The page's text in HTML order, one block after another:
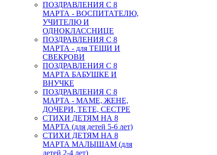
ПОЗДРАВЛЕНИЯ С 8
МАРТА - ВОСПИТАТЕЛЮ,
УЧИТЕЛЮ И
ОДНОКЛАССНИЦЕ
ПОЗДРАВЛЕНИЯ С 8
МАРТА - для ТЕЩИ И
СВЕКРОВИ
ПОЗДРАВЛЕНИЯ С 8
МАРТА БАБУШКЕ И
ВНУЧКЕ
ПОЗДРАВЛЕНИЯ С 8
МАРТА - МАМЕ, ЖЕНЕ,
ДОЧЕРИ, ТЕТЕ, СЕСТРЕ
СТИХИ ДЕТЯМ НА 8
МАРТА (для детей 5-6 лет)
СТИХИ ДЕТЯМ НА 8
МАРТА МАЛЫШАМ (для
детей 2-4 лет)